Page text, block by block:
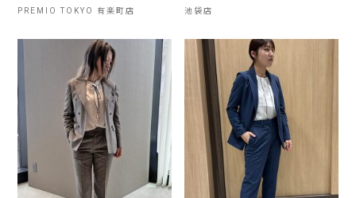
PREMIO TOKYO 有楽町店 池袋店